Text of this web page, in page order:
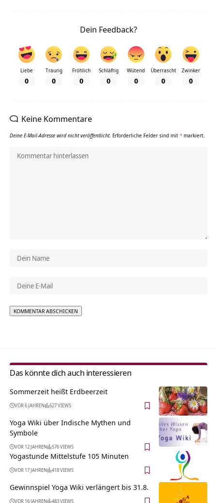
Dein Feedback?
Liebe
0
Traurig
0
Fröhlich
0
Schläfrig
0
Wütend
0
Überrascht
0
Zwinker
0
Keine Kommentare
Deine E-Mail-Adresse wird nicht veröffentlicht. Erforderliche Felder sind mit * markiert.
Das könnte dich auch interessieren
Sommerzeit heißt Erdbeerzeit
VOR 6 JAHREN 627 VIEWS
Yoga Wiki über Indische Mythen und
Symbole
VOR 12 JAHREN 576 VIEWS
Yogastunde Mittelstufe 105 Minuten
VOR 17 JAHREN 418 VIEWS
Gewinnspiel Yoga Wiki verlängert bis 31.8.
VOR 16 JAHREN 483 VIEWS